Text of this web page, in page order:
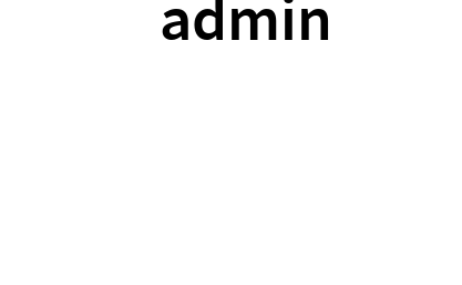
admin